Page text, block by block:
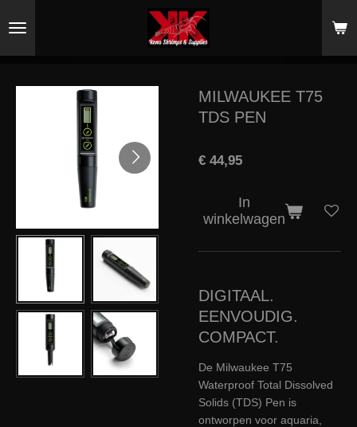
direct
hoofdinhoud
MILWAUKEE T75
TDS PEN
€ 44,95
In
winkelwagen
DIGITAAL.
EENVOUDIG.
COMPACT.
De Milwaukee T75
Waterproof Total Dissolved
Solids (TDS) Pen is
ontworpen voor aquaria,